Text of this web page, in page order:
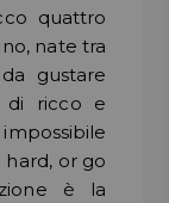
quattro
nate tra
gustare
di ricco e
or go
è la